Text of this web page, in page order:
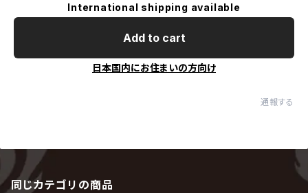
International shipping available
Add to cart
日本国内にお住まいの方向け
通報する
同じカテゴリの商品